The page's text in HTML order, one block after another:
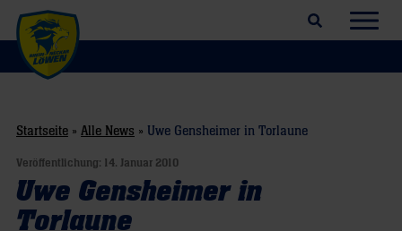
Suchfeld öffnen
Startseite » Alle News » Uwe Gensheimer in Torlaune
Veröffentlichung: 14. Januar 2010
Uwe Gensheimer in
Torlaune